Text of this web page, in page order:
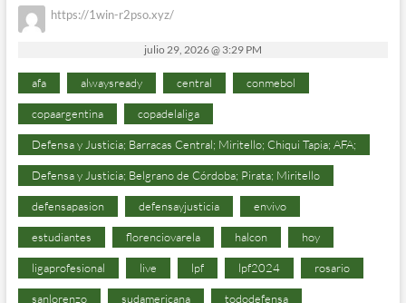
https://1win-r2pso.xyz/
julio 29, 2026 @ 3:29 PM
afa alwaysready central conmebol
copaargentina copadelaliga
Defensa y Justicia; Barracas Central; Miritello; Chiqui Tapia; AFA;
Defensa y Justicia; Belgrano de Córdoba; Pirata; Miritello
defensapasion defensayjusticia envivo
estudiantes florenciovarela halcon hoy
ligaprofesional live lpf lpf2024 rosario
sanlorenzo sudamericana tododefensa